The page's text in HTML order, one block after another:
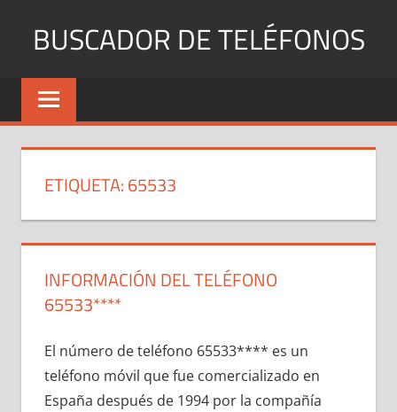
BUSCADOR DE TELÉFONOS
Identifica
Números
y
ETIQUETA:65533
INFORMACIÓN DEL TELÉFONO
65533****
El número dе teléfono 65533**** es un
teléfono móvil quе fue comercializado en
España después dе 1994 pοr la compañía